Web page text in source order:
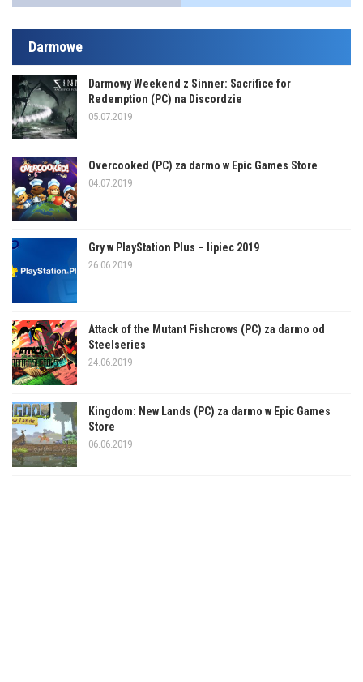
Darmowe
Darmowy Weekend z Sinner: Sacrifice for
Redemption (PC) na Discordzie
05.07.2019
Overcooked (PC) za darmo w Epic Games Store
04.07.2019
Gry w PlayStation Plus – lipiec 2019
26.06.2019
Attack of the Mutant Fishcrows (PC) za darmo od
Steelseries
24.06.2019
Kingdom: New Lands (PC) za darmo w Epic Games
Store
06.06.2019